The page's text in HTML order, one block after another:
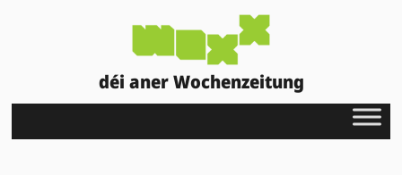
déi aner Wochenzeitung